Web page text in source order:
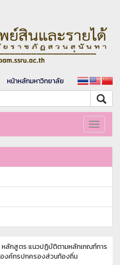
หน้าหลักมหาวิทยาลัย
Toggle
หลักสูตร แนวปฏิบัติตามหลักเกณฑ์การ
งค์กรปกครองส่วนท้องถิ่น